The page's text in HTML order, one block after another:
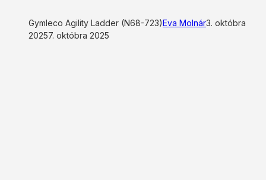
Gymleco Agility Ladder (N68-723)Eva Molnár3. októbra
20257. októbra 2025